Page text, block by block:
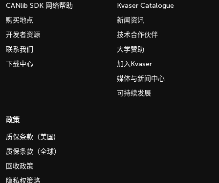
CANlib SDK 网络帮助
购买地点
开发者资源
联系我们
下载中心
Kvaser Catalogue
新闻资讯
技术合作伙伴
大学赞助
加入Kvaser
媒体与新闻中心
可持续发展
政策
质保条款（美国)
质保条款（全球）
回收政策
隐私权策略